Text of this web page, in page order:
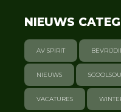
NIEUWS
AV SPIRIT
NIEUWS
VACATURES